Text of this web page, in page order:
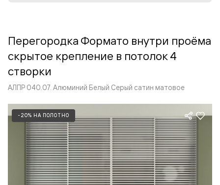
алюминиевых перегородок и дверей координируется
со стеновыми панелями Волховец.
Перегородка Формато внутри проёма
скрытое крепление в потолок 4
створки
АЛПР 040.07. Алюминий Белый Серый сатин матовое
-20% НА ПОЛОТНО